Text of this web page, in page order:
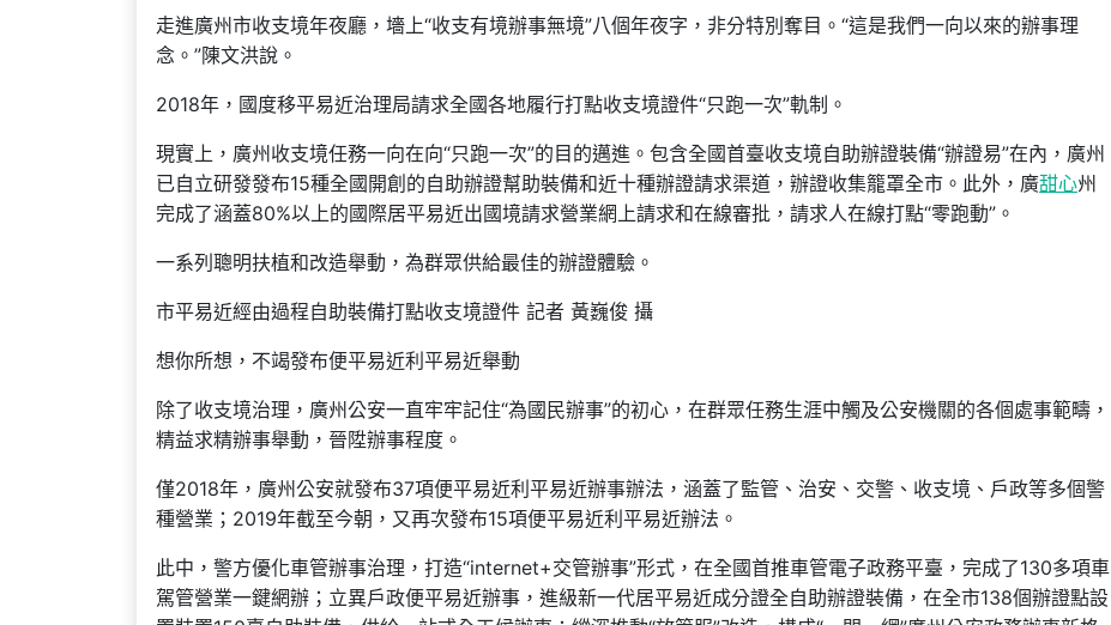
走進廣州市收支境年夜廳，墻上“收支有境辦事無境”八個年夜字，非分特別奪目。“這是我們一向以來的辦事理
念。”陳文洪說。
2018年，國度移平易近治理局請求全國各地履行打點收支境證件“只跑一次”軌制。
現實上，廣州收支境任務一向在向“只跑一次”的目的邁進。包含全國首臺收支境自助辦證裝備“辦證易”在內，廣州
已自立研發發布15種全國開創的自助辦證幫助裝備和近十種辦證請求渠道，辦證收集籠罩全市。此外，廣甜心州
完成了涵蓋80%以上的國際居平易近出國境請求營業網上請求和在線審批，請求人在線打點“零跑動”。
一系列聰明扶植和改造舉動，為群眾供給最佳的辦證體驗。
市平易近經由過程自助裝備打點收支境證件 記者 黃巍俊 攝
想你所想，不竭發布便平易近利平易近舉動
除了收支境治理，廣州公安一直牢牢記住“為國民辦事”的初心，在群眾任務生涯中觸及公安機關的各個處事範疇，
精益求精辦事舉動，晉陞辦事程度。
僅2018年，廣州公安就發布37項便平易近利平易近辦事辦法，涵蓋了監管、治安、交警、收支境、戶政等多個警
種營業；2019年截至今朝，又再次發布15項便平易近利平易近辦法。
此中，警方優化車管辦事治理，打造“internet+交管辦事”形式，在全國首推車管電子政務平臺，完成了130多項車
駕管營業一鍵網辦；立異戶政便平易近辦事，進級新一代居平易近成分證全自助辦證裝備，在全市138個辦證點設